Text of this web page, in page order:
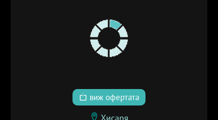
виж офертата
Хисаря